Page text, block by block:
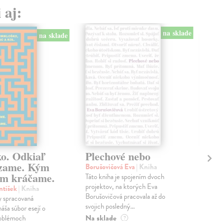
aj:
na sklade
Odkiaľ
Kým
kráčame.
| Kniha
súbor esejí o
na sklade
Plechové nebo
Borušovičová Eva| Kniha
Táto kniha je spojením dvoch
projektov, na ktorých Eva
Borušovičová pracovala až do
svojich posledný...
Na sklade ?